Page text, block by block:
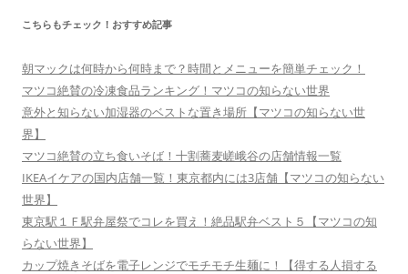
こちらもチェック！おすすめ記事
朝マックは何時から何時まで？時間とメニューを簡単チェック！
マツコ絶賛の冷凍食品ランキング！マツコの知らない世界
意外と知らない加湿器のベストな置き場所【マツコの知らない世
界】
マツコ絶賛の立ち食いそば！十割蕎麦嵯峨谷の店舗情報一覧
IKEAイケアの国内店舗一覧！東京都内には3店舗【マツコの知らない
世界】
東京駅１Ｆ駅弁屋祭でコレを買え！絶品駅弁ベスト５【マツコの知
らない世界】
カップ焼きそばを電子レンジでモチモチ生麺に！【得する人損する